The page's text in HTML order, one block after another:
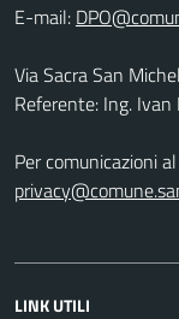
E-mail:
Via Sacra San
Referente: Ing.
Per comunicazioni
LINK UTILI